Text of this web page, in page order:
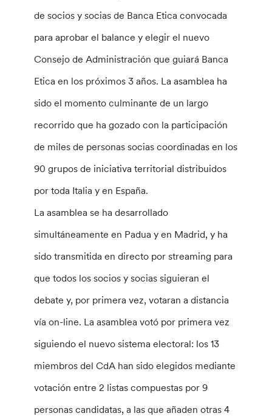
de socios y socias de Banca Etica convocada
para aprobar el balance y elegir el nuevo
Consejo de Administración que guiará Banca
Etica en los próximos 3 años. La asamblea ha
sido el momento culminante de un largo
recorrido que ha gozado con la participación
de miles de personas socias coordinadas en los
90 grupos de iniciativa territorial distribuidos
por toda Italia y en España.
La asamblea se ha desarrollado
simultáneamente en Padua y en Madrid, y ha
sido transmitida en directo por streaming para
que todos los socios y socias siguieran el
debate y, por primera vez, votaran a distancia
vía on-line. La asamblea votó por primera vez
siguiendo el nuevo sistema electoral: los 13
miembros del CdA han sido elegidos mediante
votación entre 2 listas compuestas por 9
personas candidatas, a las que añaden otras 4